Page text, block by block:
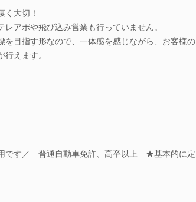
く大切！
アポや飛び込み営業も行っていません。
を目指す形なので、一体感を感じながら、お客様の
えます。
です／ 普通自動車免許、高卒以上 ★基本的に定